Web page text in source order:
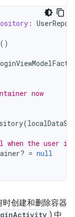
:
()
now
(
the user is
= null
创建和删除容器